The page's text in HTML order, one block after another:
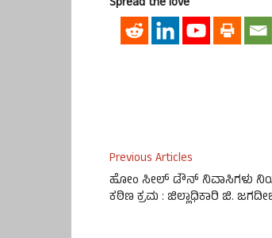
Previous Articles
ಹೋಂ ಸೀಲ್ ಡೌನ್ ನಿವಾಸಿಗಳು
ಕಠಿಣ ಕ್ರಮ : ಜಿಲ್ಲಾಧಿಕಾರಿ ಜಿ.